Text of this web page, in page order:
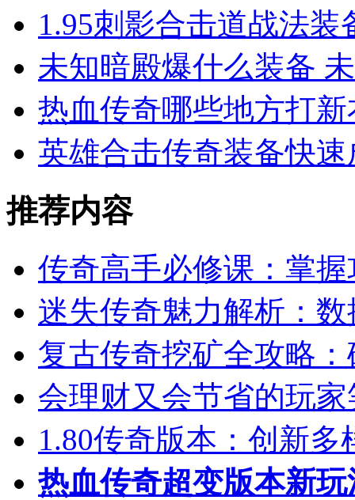
1.95刺影合击道战法
未知暗殿爆什么装备
热血传奇哪些地方打
英雄合击传奇装备快
推荐内容
传奇高手必修课：掌
迷失传奇魅力解析：
复古传奇挖矿全攻略
会理财又会节省的玩
1.80传奇版本：创新多
热血传奇超变版本新